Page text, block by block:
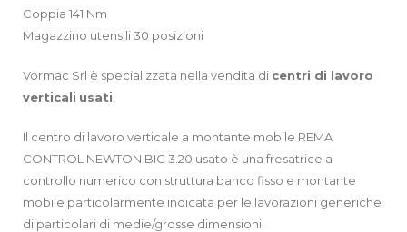
Coppia 141 Nm
Magazzino utensili 30 posizioni
Vormac Srl è specializzata nella vendita di centri di lavoro
verticali usati
Il centro di lavoro verticale a montante mobile REMA
CONTROL NEWTON BIG 3.20 usato è una fresatrice a
controllo numerico con struttura banco fisso e montante
mobile particolarmente indicata per le lavorazioni generiche
di particolari di medie/grosse dimensioni.